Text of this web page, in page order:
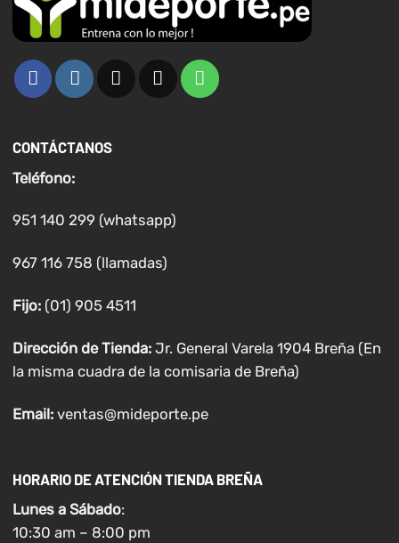
CONTÁCTANOS
Teléfono:
951 140 299 (whatsapp)
967 116 758 (llamadas)
Fijo:(01) 905 4511
Dirección de Tienda: Jr. General Varela 1904 Breña (En
la misma cuadra de la comisaria de Breña)
Email: ventas@mideporte.pe
HORARIO DE ATENCIÓN TIENDA BREÑA
Lunes a Sábado:
10:30 am – 8:00 pm